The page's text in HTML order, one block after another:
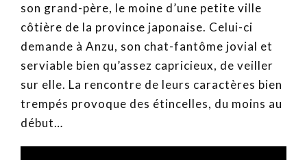
son grand-père, le moine d’une petite ville
côtière de la province japonaise. Celui-ci
demande à Anzu, son chat-fantôme jovial et
serviable bien qu’assez capricieux, de veiller
sur elle. La rencontre de leurs caractères bien
trempés provoque des étincelles, du moins au
début…